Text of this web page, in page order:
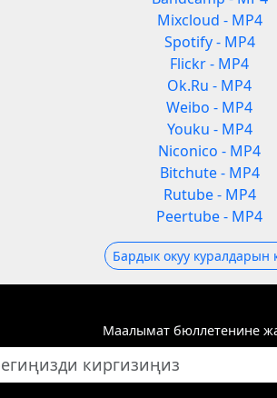
Mixcloud - MP4
Spotify - MP4
Flickr - MP4
Ok.Ru - MP4
Weibo - MP4
Youku - MP4
Niconico - MP4
Bitchute - MP4
Rutube - MP4
Peertube - MP4
Бардык окуу куралдарын
Маалымат бюллетенине